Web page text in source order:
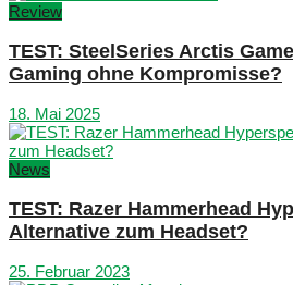
Review
TEST: SteelSeries Arctis
Gaming ohne Kompromisse?
18. Mai 2025
News
TEST: Razer Hammerhead
Alternative zum Headset?
25. Februar 2023